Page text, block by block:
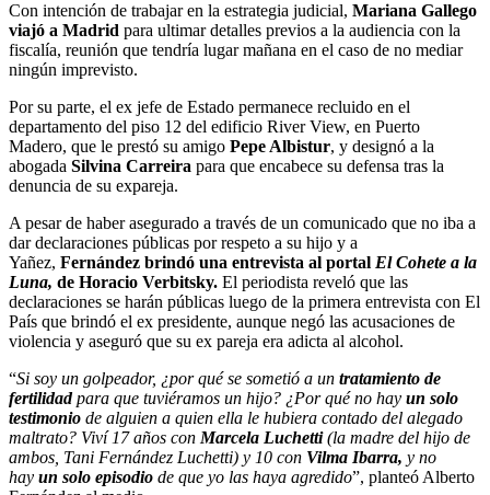
Con intención de trabajar en la estrategia judicial, Mariana Gallego
viajó a Madrid para ultimar detalles previos a la audiencia con la
fiscalía, reunión que tendría lugar mañana en el caso de no mediar
ningún imprevisto.
Por su parte, el ex jefe de Estado permanece recluido en el
departamento del piso 12 del edificio River View, en Puerto
Madero, que le prestó su amigo Pepe Albistur, y designó a la
abogada Silvina Carreira para que encabece su defensa tras la
denuncia de su expareja.
A pesar de haber asegurado a través de un comunicado que no iba a
dar declaraciones públicas por respeto a su hijo y a
Yañez, Fernández brindó una entrevista al portal El Cohete a la
Luna, de Horacio Verbitsky. El periodista reveló que las
declaraciones se harán públicas luego de la primera entrevista con El
País que brindó el ex presidente, aunque negó las acusaciones de
violencia y aseguró que su ex pareja era adicta al alcohol.
“Si soy un golpeador, ¿por qué se sometió a un tratamiento de
fertilidadpara que tuviéramos un hijo? ¿Por qué no hay un solo
testimonio de alguien a quien ella le hubiera contado del alegado
maltrato? Viví 17 años con Marcela Luchetti(la madre del hijo de
ambos, Tani Fernández Luchetti) y 10 con Vilma Ibarra, y no
hay un solo episodio de que yo las haya agredido”, planteó Alberto